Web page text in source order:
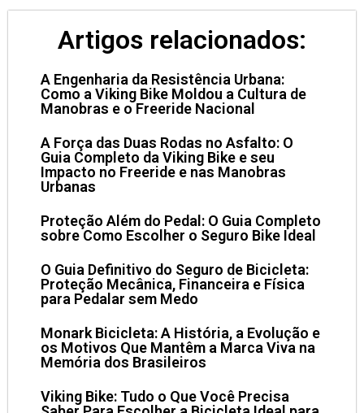
Artigos relacionados:
A Engenharia da Resistência Urbana:
Como a Viking Bike Moldou a Cultura de
Manobras e o Freeride Nacional
A Força das Duas Rodas no Asfalto: O
Guia Completo da Viking Bike e seu
Impacto no Freeride e nas Manobras
Urbanas
Proteção Além do Pedal: O Guia Completo
sobre Como Escolher o Seguro Bike Ideal
O Guia Definitivo do Seguro de Bicicleta:
Proteção Mecânica, Financeira e Física
para Pedalar sem Medo
Monark Bicicleta: A História, a Evolução e
os Motivos Que Mantêm a Marca Viva na
Memória dos Brasileiros
Viking Bike: Tudo o Que Você Precisa